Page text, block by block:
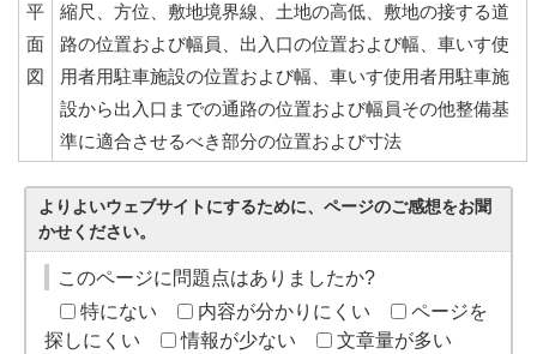
平
面
図
縮尺、方位、敷地境界線、土地の高低、敷地の接する道
路の位置および幅員、出入口の位置および幅、車いす使
用者用駐車施設の位置および幅、車いす使用者用駐車施
設から出入口までの通路の位置および幅員その他整備基
準に適合させるべき部分の位置および寸法
よりよいウェブサイトにするために、ページのご感想をお聞
かせください。
このページに問題点はありましたか?
特にない
内容が分かりにくい
ページを
探しにくい
情報が少ない 文章量が多い